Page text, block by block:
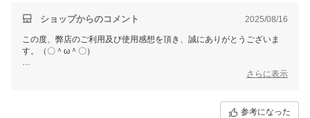
ショップからのコメント 2025/08/16
この度、弊店のご利用及び使用感想を頂き、誠にありがとうございま
す。（〇＾ω＾〇）
ご多用にもかかわらず、丁寧なご使用感想をいただき本当に嬉しい限り
お買い上げ商品は少しでもお客様のお役に立てれば幸いです。
さらに表示
参考になった